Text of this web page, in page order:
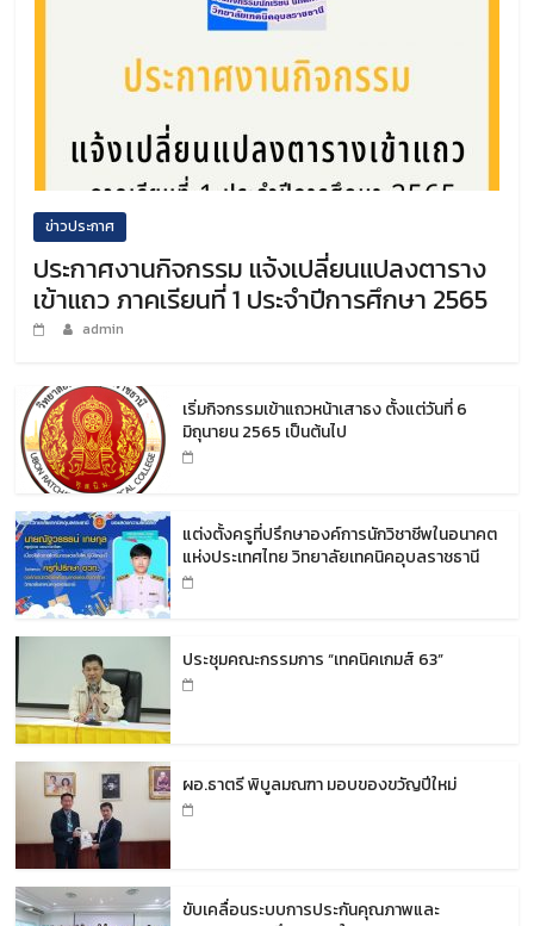
ข่าวประกาศ
ประกาศงานกิจกรรม แจ้งเปลี่ยนแปลงตาราง
เข้าแถว ภาคเรียนที่ 1 ประจำปีการศึกษา 2565
admin
เริ่มกิจกรรมเข้าแถวหน้าเสาธง ตั้งแต่วันที่ 6
มิถุนายน 2565 เป็นต้นไป
แต่งตั้งครูที่ปรึกษาองค์การนักวิชาชีพในอนาคต
แห่งประเทศไทย วิทยาลัยเทคนิคอุบลราชธานี
ประชุมคณะกรรมการ “เทคนิคเกมส์ 63”
ผอ.ธาตรี พิบูลมณฑา มอบของขวัญปีใหม่
ขับเคลื่อนระบบการประกันคุณภาพและ